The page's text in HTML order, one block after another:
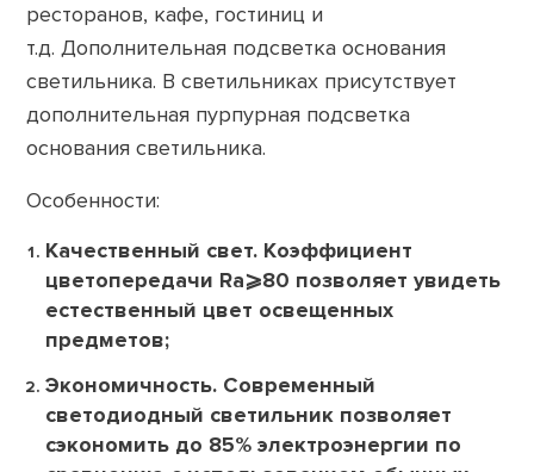
ресторанов, кафе, гостиниц и
т.д. Дополнительная подсветка основания
светильника. В светильниках присутствует
дополнительная пурпурная подсветка
основания светильника.
Особенности:
Качественный свет. Коэффициент
цветопередачи Ra⩾80 позволяет увидеть
естественный цвет освещенных
предметов;
Экономичность. Современный
светодиодный светильник позволяет
сэкономить до 85% электроэнергии по